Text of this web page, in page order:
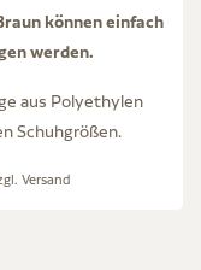
können einfach
werden.
aus Polyethylen
Schuhgrößen.
Versand